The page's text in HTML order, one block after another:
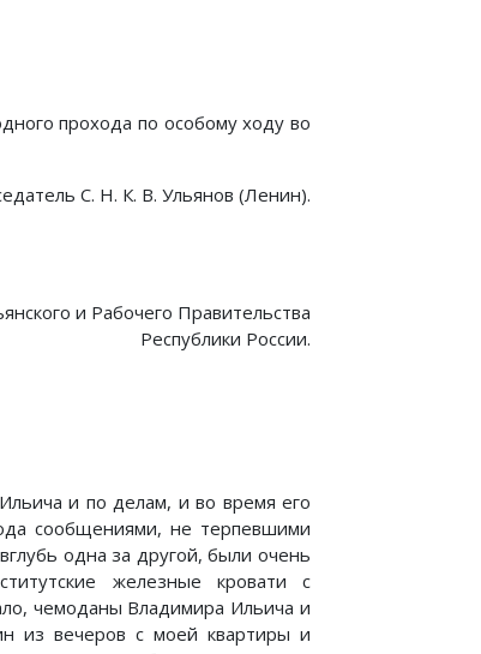
прохода по особому ходу во
С. Н. К. В. Ульянов (Ленин).
и Рабочего Правительства
Республики России.
и по делам, и во время его
сообщениями, не терпевшими
одна за другой, были очень
железные кровати с
чемоданы Владимира Ильича и
из вечеров с моей квартиры и